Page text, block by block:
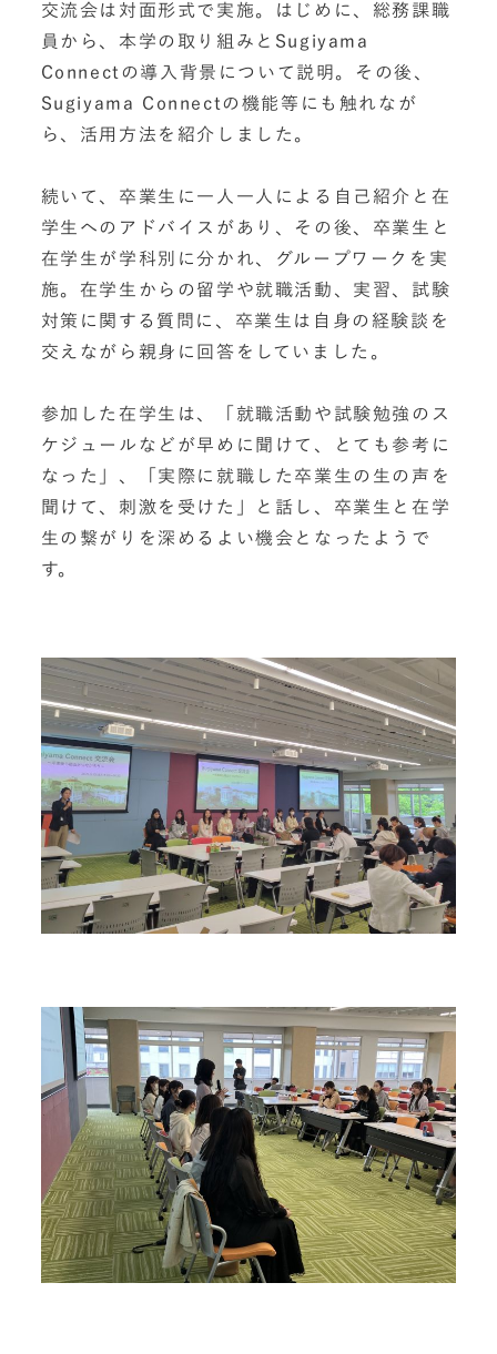
交流会は対面形式で実施。はじめに、総務課職
員から、本学の取り組みとSugiyama
Connectの導入背景について説明。その後、
Sugiyama Connectの機能等にも触れなが
ら、活用方法を紹介しました。
続いて、卒業生に一人一人による自己紹介と在
学生へのアドバイスがあり、その後、卒業生と
在学生が学科別に分かれ、グループワークを実
施。在学生からの留学や就職活動、実習、試験
対策に関する質問に、卒業生は自身の経験談を
交えながら親身に回答をしていました。
参加した在学生は、「就職活動や試験勉強のス
ケジュールなどが早めに聞けて、とても参考に
なった」、「実際に就職した卒業生の生の声を
聞けて、刺激を受けた」と話し、卒業生と在学
生の繋がりを深めるよい機会となったようで
す。